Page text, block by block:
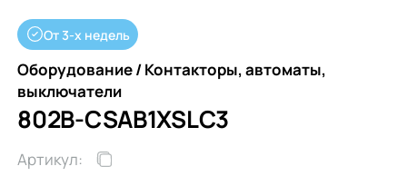
От 3-х недель
Оборудование / Контакторы, автоматы,
выключатели
802B-CSAB1XSLC3
Артикул: